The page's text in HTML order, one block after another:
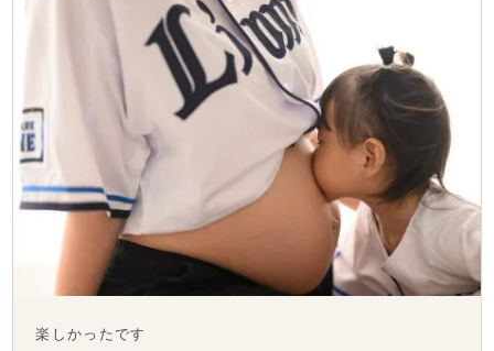
楽しかったです